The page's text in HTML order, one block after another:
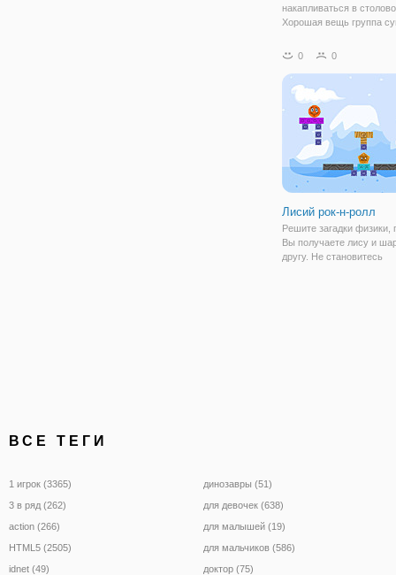
накапливаться в
Хорошая вещь группа
Подайте еду правильно
Закончите все заказы
время закончится, и
0 0
Лисий рок-н-ролл
Решите загадки физики,
Вы получаете лису и
другу. Не становитесь
ВСЕ ТЕГИ
1 игрок (3365)
3 в ряд (262)
action (266)
HTML5 (2505)
idnet (49)
динозавры (51)
для девочек (638)
для малышей (19)
для мальчиков (586)
доктор (75)